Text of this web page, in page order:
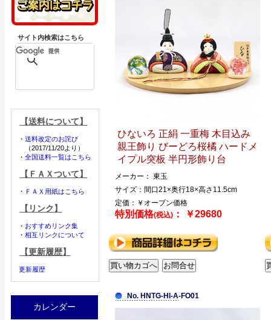
サイト内検索はこちら
【送料について】
・ 送料改定のお詫び
（2017/11/20より）
・ 全国送料一覧はこちら
【ＦＡＸついて】
・ ＦＡＸ用紙はこちら
【リンク】
・ おすすめリンク集
・ 相互リンクについて
【更新履歴】
更新履歴
カレンダー
ひないろ 正絹 一重梅 木目込み
親王飾り びーどろ桜橘 ハードメ
イプル突板 半円形飾り台
メーカー： 東玉
サイズ：間口21×奥行18×高さ11.5cm
定価：￥オープン価格
特別価格(税込)： ￥29680
No. HNTG-HI-A-FO01